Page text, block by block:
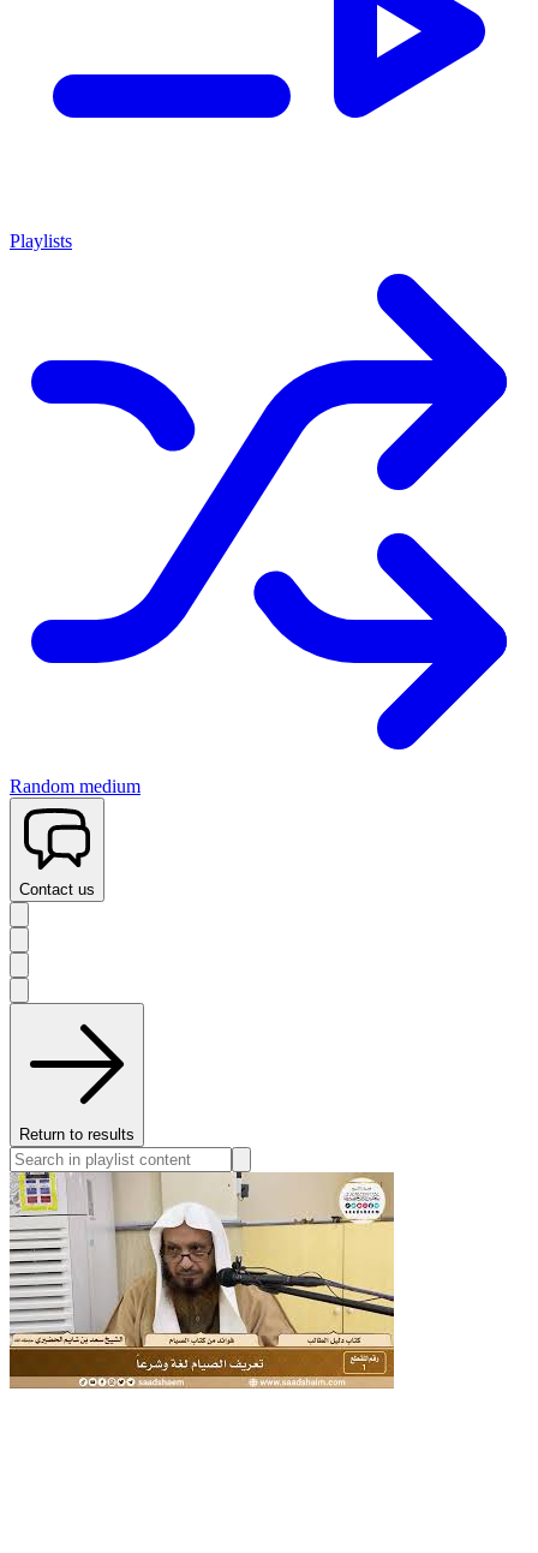
Playlists
Random medium
Contact us
Return to results